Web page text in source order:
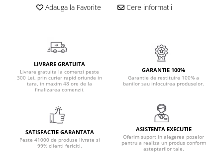
Cadouri Stomatologi
Cadouri Vanatori/Padurari
Cadre Didactice
Adauga la Favorite Cere informatii
LIVRARE GRATUITA
Livrare gratuita la comenzi peste
300 Lei, prin curier rapid oriunde in
tara, in maxim 48 ore de la
finalizarea comenzii.
GARANTIE 100%
Garantie de restituire 100% a
banilor sau inlocuirea produselor.
SATISFACTIE GARANTATA
Peste 41000 de produse livrate si
99% clienti fericiti.
ASISTENTA EXECUTIE
Oferim suport in alegerea pozelor
pentru a realiza un produs conform
asteptarilor tale.